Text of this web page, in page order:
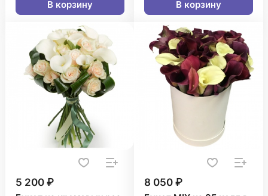
В корзину В корзину
5 200 ₽ 8 050 ₽